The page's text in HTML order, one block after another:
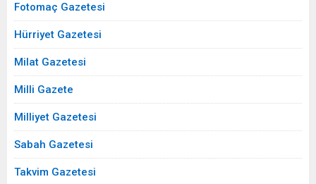
Fotomaç Gazetesi
Hürriyet Gazetesi
Milat Gazetesi
Milli Gazete
Milliyet Gazetesi
Sabah Gazetesi
Takvim Gazetesi